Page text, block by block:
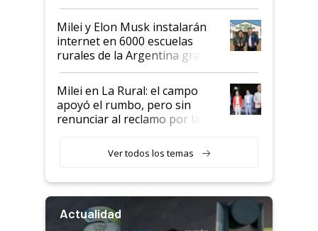
Milei y Elon Musk instalarán
internet en 6000 escuelas
rurales de la Argentina gracias
a un acuerdo con Starlink
Milei en La Rural: el campo
apoyó el rumbo, pero sin
renunciar al reclamo por las
Ver todos los temas
Actualidad